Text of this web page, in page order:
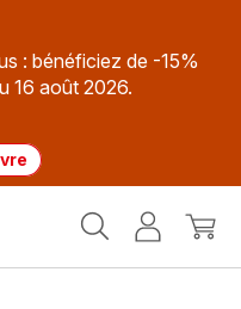
: bénéficiez de -15%
16 août 2026.
MonMon